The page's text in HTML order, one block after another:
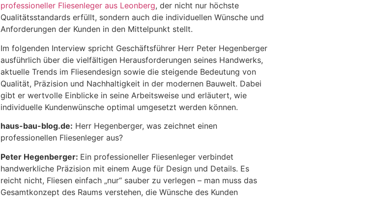
professioneller Fliesenleger aus Leonberg, der nicht nur höchste
Qualitätsstandards erfüllt, sondern auch die individuellen Wünsche und
Anforderungen der Kunden in den Mittelpunkt stellt.
Im folgenden Interview spricht Geschäftsführer Herr Peter Hegenberger
ausführlich über die vielfältigen Herausforderungen seines Handwerks,
aktuelle Trends im Fliesendesign sowie die steigende Bedeutung von
Qualität, Präzision und Nachhaltigkeit in der modernen Bauwelt. Dabei
gibt er wertvolle Einblicke in seine Arbeitsweise und erläutert, wie
individuelle Kundenwünsche optimal umgesetzt werden können.
haus-bau-blog.de: Herr Hegenberger, was zeichnet einen
professionellen Fliesenleger aus?
Peter Hegenberger: Ein professioneller Fliesenleger verbindet
handwerkliche Präzision mit einem Auge für Design und Details. Es
reicht nicht, Fliesen einfach „nur“ sauber zu verlegen – man muss das
Gesamtkonzept des Raums verstehen, die Wünsche des Kunden